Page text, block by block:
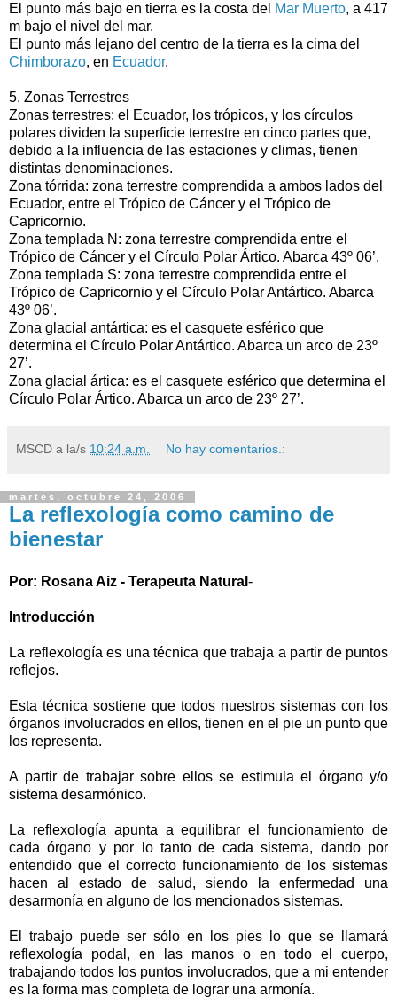
El punto más bajo en tierra es la costa del Mar Muerto, a 417
m bajo el nivel del mar.
El punto más lejano del centro de la tierra es la cima del
Chimborazo, en Ecuador.
5. Zonas Terrestres
Zonas terrestres: el Ecuador, los trópicos, y los círculos
polares dividen la superficie terrestre en cinco partes que,
debido a la influencia de las estaciones y climas, tienen
distintas denominaciones.
Zona tórrida: zona terrestre comprendida a ambos lados del
Ecuador, entre el Trópico de Cáncer y el Trópico de
Capricornio.
Zona templada N: zona terrestre comprendida entre el
Trópico de Cáncer y el Círculo Polar Ártico. Abarca 43º 06’.
Zona templada S: zona terrestre comprendida entre el
Trópico de Capricornio y el Círculo Polar Antártico. Abarca
43º 06’.
Zona glacial antártica: es el casquete esférico que
determina el Círculo Polar Antártico. Abarca un arco de 23º
27’.
Zona glacial ártica: es el casquete esférico que determina el
Círculo Polar Ártico. Abarca un arco de 23º 27’.
MSCD a la/s 10:24 a.m. No hay comentarios.:
martes, octubre 24, 2006
La reflexología como camino de
bienestar
Por: Rosana Aiz - Terapeuta Natural -
Introducción
La reflexología es una técnica que trabaja a partir de puntos
reflejos.
Esta técnica sostiene que todos nuestros sistemas con los
órganos involucrados en ellos, tienen en el pie un punto que
los representa.
A partir de trabajar sobre ellos se estimula el órgano y/o
sistema desarmónico.
La reflexología apunta a equilibrar el funcionamiento de
cada órgano y por lo tanto de cada sistema, dando por
entendido que el correcto funcionamiento de los sistemas
hacen al estado de salud, siendo la enfermedad una
desarmonía en alguno de los mencionados sistemas.
El trabajo puede ser sólo en los pies lo que se llamará
reflexología podal, en las manos o en todo el cuerpo,
trabajando todos los puntos involucrados, que a mi entender
es la forma mas completa de lograr una armonía.